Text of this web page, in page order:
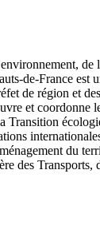
de
de-France est
de région et
et coordonne
Transition
du
des Transports,